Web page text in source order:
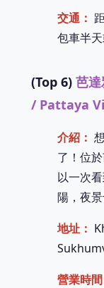
交通：
包車半
(Top 6) 芭
/ Pattaya
介紹：
了！位
以一次
陽，夜
地址：
營業時間